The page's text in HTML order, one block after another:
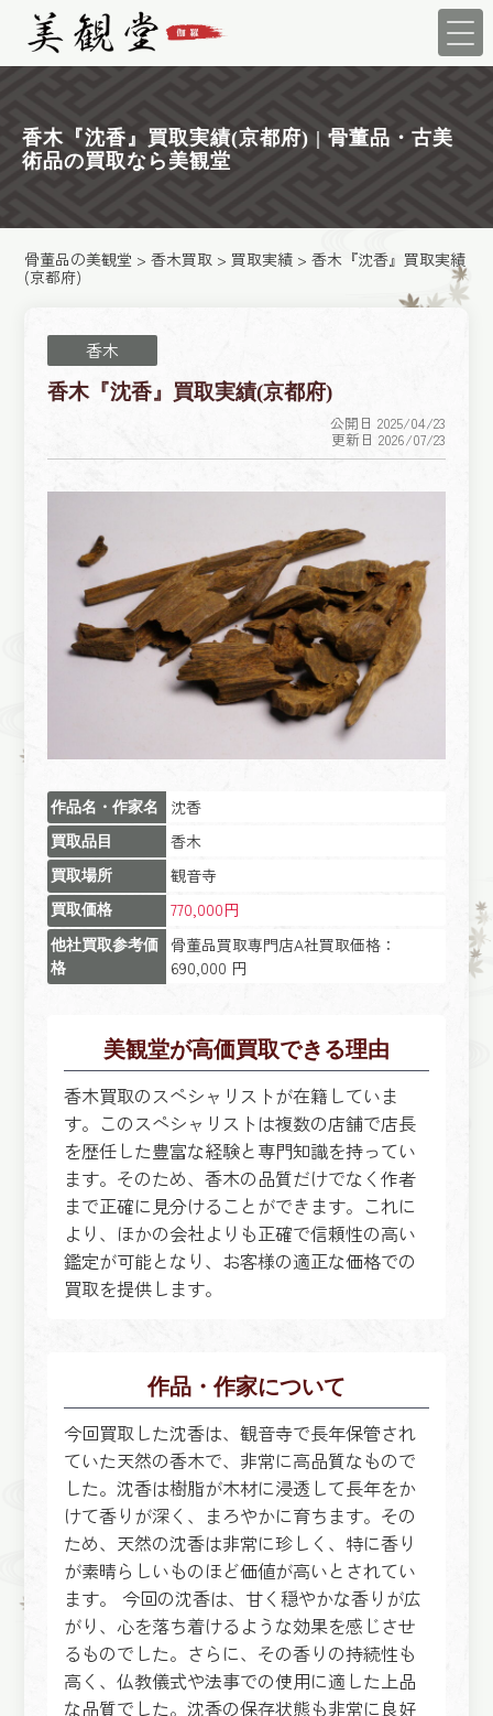
香木『沈香』買取実績(京都府) | 骨董品・古美
術品の買取なら美観堂
骨董品の美観堂 >香木買取 > 買取実績 >香木『沈香』買取実績
(京都府)
香木
香木『沈香』買取実績(京都府)
公開日 2025/04/23
更新日 2026/07/23
作品名・作家名 沈香
買取品目 香木
買取場所 観音寺
買取価格 770,000円
他社買取参考価
格
骨董品買取専門店A社買取価格：
690,000 円
美観堂が高価買取できる理由
香木買取のスペシャリストが在籍していま
す。このスペシャリストは複数の店舗で店長
を歴任した豊富な経験と専門知識を持ってい
ます。そのため、香木の品質だけでなく作者
まで正確に見分けることができます。これに
より、ほかの会社よりも正確で信頼性の高い
鑑定が可能となり、お客様の適正な価格での
買取を提供します。
作品・作家について
今回買取した沈香は、観音寺で長年保管され
ていた天然の香木で、非常に高品質なもので
した。沈香は樹脂が木材に浸透して長年をか
けて香りが深く、まろやかに育ちます。その
ため、天然の沈香は非常に珍しく、特に香り
が素晴らしいものほど価値が高いとされてい
ます。 今回の沈香は、甘く穏やかな香りが広
がり、心を落ち着けるような効果を感じさせ
るものでした。さらに、その香りの持続性も
高く、仏教儀式や法事での使用に適した上品
な品質でした。沈香の保存状態も非常に良好